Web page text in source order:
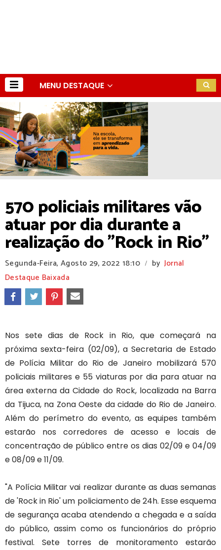
MENU DESTAQUE
570 policiais militares vão
atuar por dia durante a
realização do "Rock in Rio"
Segunda-Feira, Agosto 29, 2022 18:10 / by Jornal
Destaque Baixada
Nos sete dias de Rock in Rio, que começará na
próxima sexta-feira (02/09), a Secretaria de Estado
de Polícia Militar do Rio de Janeiro mobilizará 570
policiais militares e 55 viaturas por dia para atuar na
área externa da Cidade do Rock, localizada na Barra
da Tijuca, na Zona Oeste da cidade do Rio de Janeiro.
Além do perímetro do evento, as equipes também
estarão nos corredores de acesso e locais de
concentração de público entre os dias 02/09 e 04/09
e 08/09 e 11/09.
"A Polícia Militar vai realizar durante as duas semanas
de 'Rock in Rio' um policiamento de 24h. Esse esquema
de segurança acaba atendendo a chegada e a saída
do público, assim como os funcionários do próprio
festival. Sete torres de monitoramento estarão